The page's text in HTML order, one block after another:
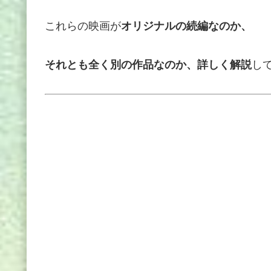
これらの映画がオリジナルの続編なのか、
それとも全く別の作品なのか、詳しく解説し